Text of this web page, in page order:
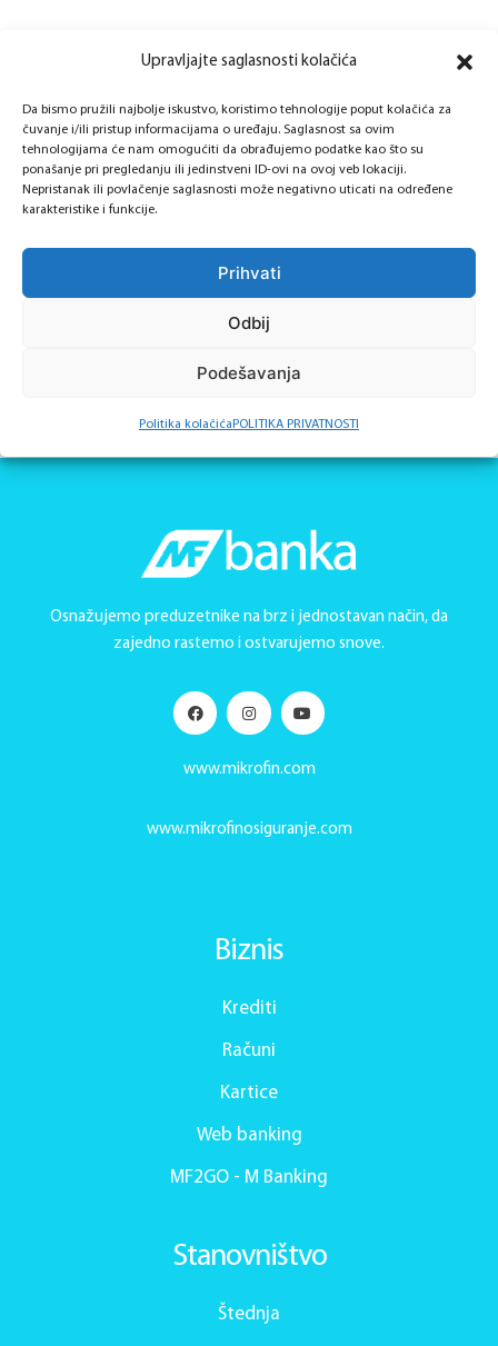
Upravljajte saglasnosti kolačića
Da bismo pružili najbolje iskustvo, koristimo tehnologije poput kolačića za
čuvanje i/ili pristup informacijama o uređaju. Saglasnost sa ovim
tehnologijama će nam omogućiti da obrađujemo podatke kao što su
ponašanje pri pregledanju ili jedinstveni ID-ovi na ovoj veb lokaciji.
Nepristanak ili povlačenje saglasnosti može negativno uticati na određene
karakteristike i funkcije.
Prihvati
Odbij
Podešavanja
Politika kolačićaPOLITIKA PRIVATNOSTI
Dokumenti
Zahtjev za otvaranje štednog uloga za fizička
Osnažujemo preduzetnike na brz i jednostavan način, da
zajedno rastemo i ostvarujemo snove.
www.mikrofin.com
www.mikrofinosiguranje.com
Biznis
Krediti
Računi
Kartice
Web banking
MF2GO - M Banking
Stanovništvo
Štednja